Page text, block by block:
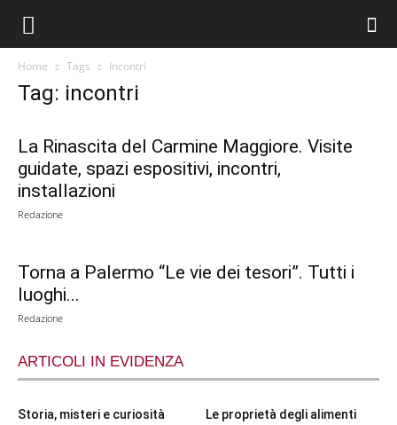
Home Tags Incontri
Tag: incontri
La Rinascita del Carmine Maggiore. Visite
guidate, spazi espositivi, incontri,
installazioni
Redazione
Torna a Palermo “Le vie dei tesori”. Tutti i
luoghi...
Redazione
ARTICOLI IN EVIDENZA
Storia, misteri e curiosità
Le proprietà degli alimenti